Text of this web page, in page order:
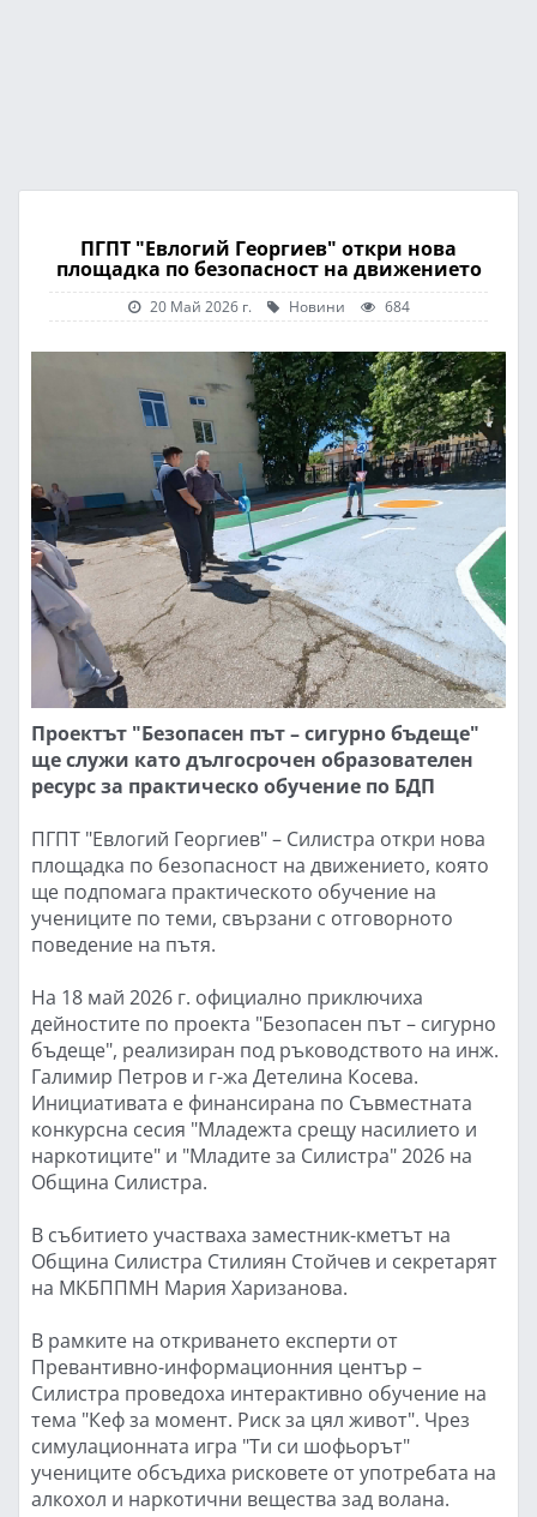
ПГПТ "Евлогий Георгиев" откри нова
площадка по безопасност на движението
20 Май 2026 г. Новини 684
Проектът "Безопасен път – сигурно бъдеще"
ще служи като дългосрочен образователен
ресурс за практическо обучение по БДП
ПГПТ "Евлогий Георгиев" – Силистра откри нова
площадка по безопасност на движението, която
ще подпомага практическото обучение на
учениците по теми, свързани с отговорното
поведение на пътя.
На 18 май 2026 г. официално приключиха
дейностите по проекта "Безопасен път – сигурно
бъдеще", реализиран под ръководството на инж.
Галимир Петров и г-жа Детелина Косева.
Инициативата е финансирана по Съвместната
конкурсна сесия "Младежта срещу насилието и
наркотиците" и "Младите за Силистра" 2026 на
Община Силистра.
В събитието участваха заместник-кметът на
Община Силистра Стилиян Стойчев и секретарят
на МКБППМН Мария Харизанова.
В рамките на откриването експерти от
Превантивно-информационния център –
Силистра проведоха интерактивно обучение на
тема "Кеф за момент. Риск за цял живот". Чрез
симулационната игра "Ти си шофьорът"
учениците обсъдиха рисковете от употребата на
алкохол и наркотични вещества зад волана.